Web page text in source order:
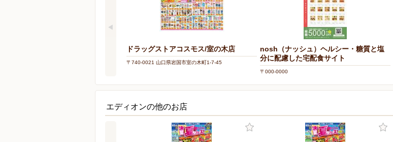
ドラッグストアコスモス/室の木店
〒740-0021 山口県岩国市室の木町1-7-45
nosh（ナッシュ）ヘルシー・糖質と塩
分に配慮した宅配食サイト
〒000-0000
エディオンの他のお店